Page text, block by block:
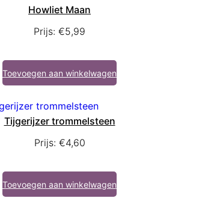
Howliet Maan
Prijs: €5,99
Toevoegen aan winkelwagen
Tijgerijzer trommelsteen
Prijs: €4,60
Toevoegen aan winkelwagen